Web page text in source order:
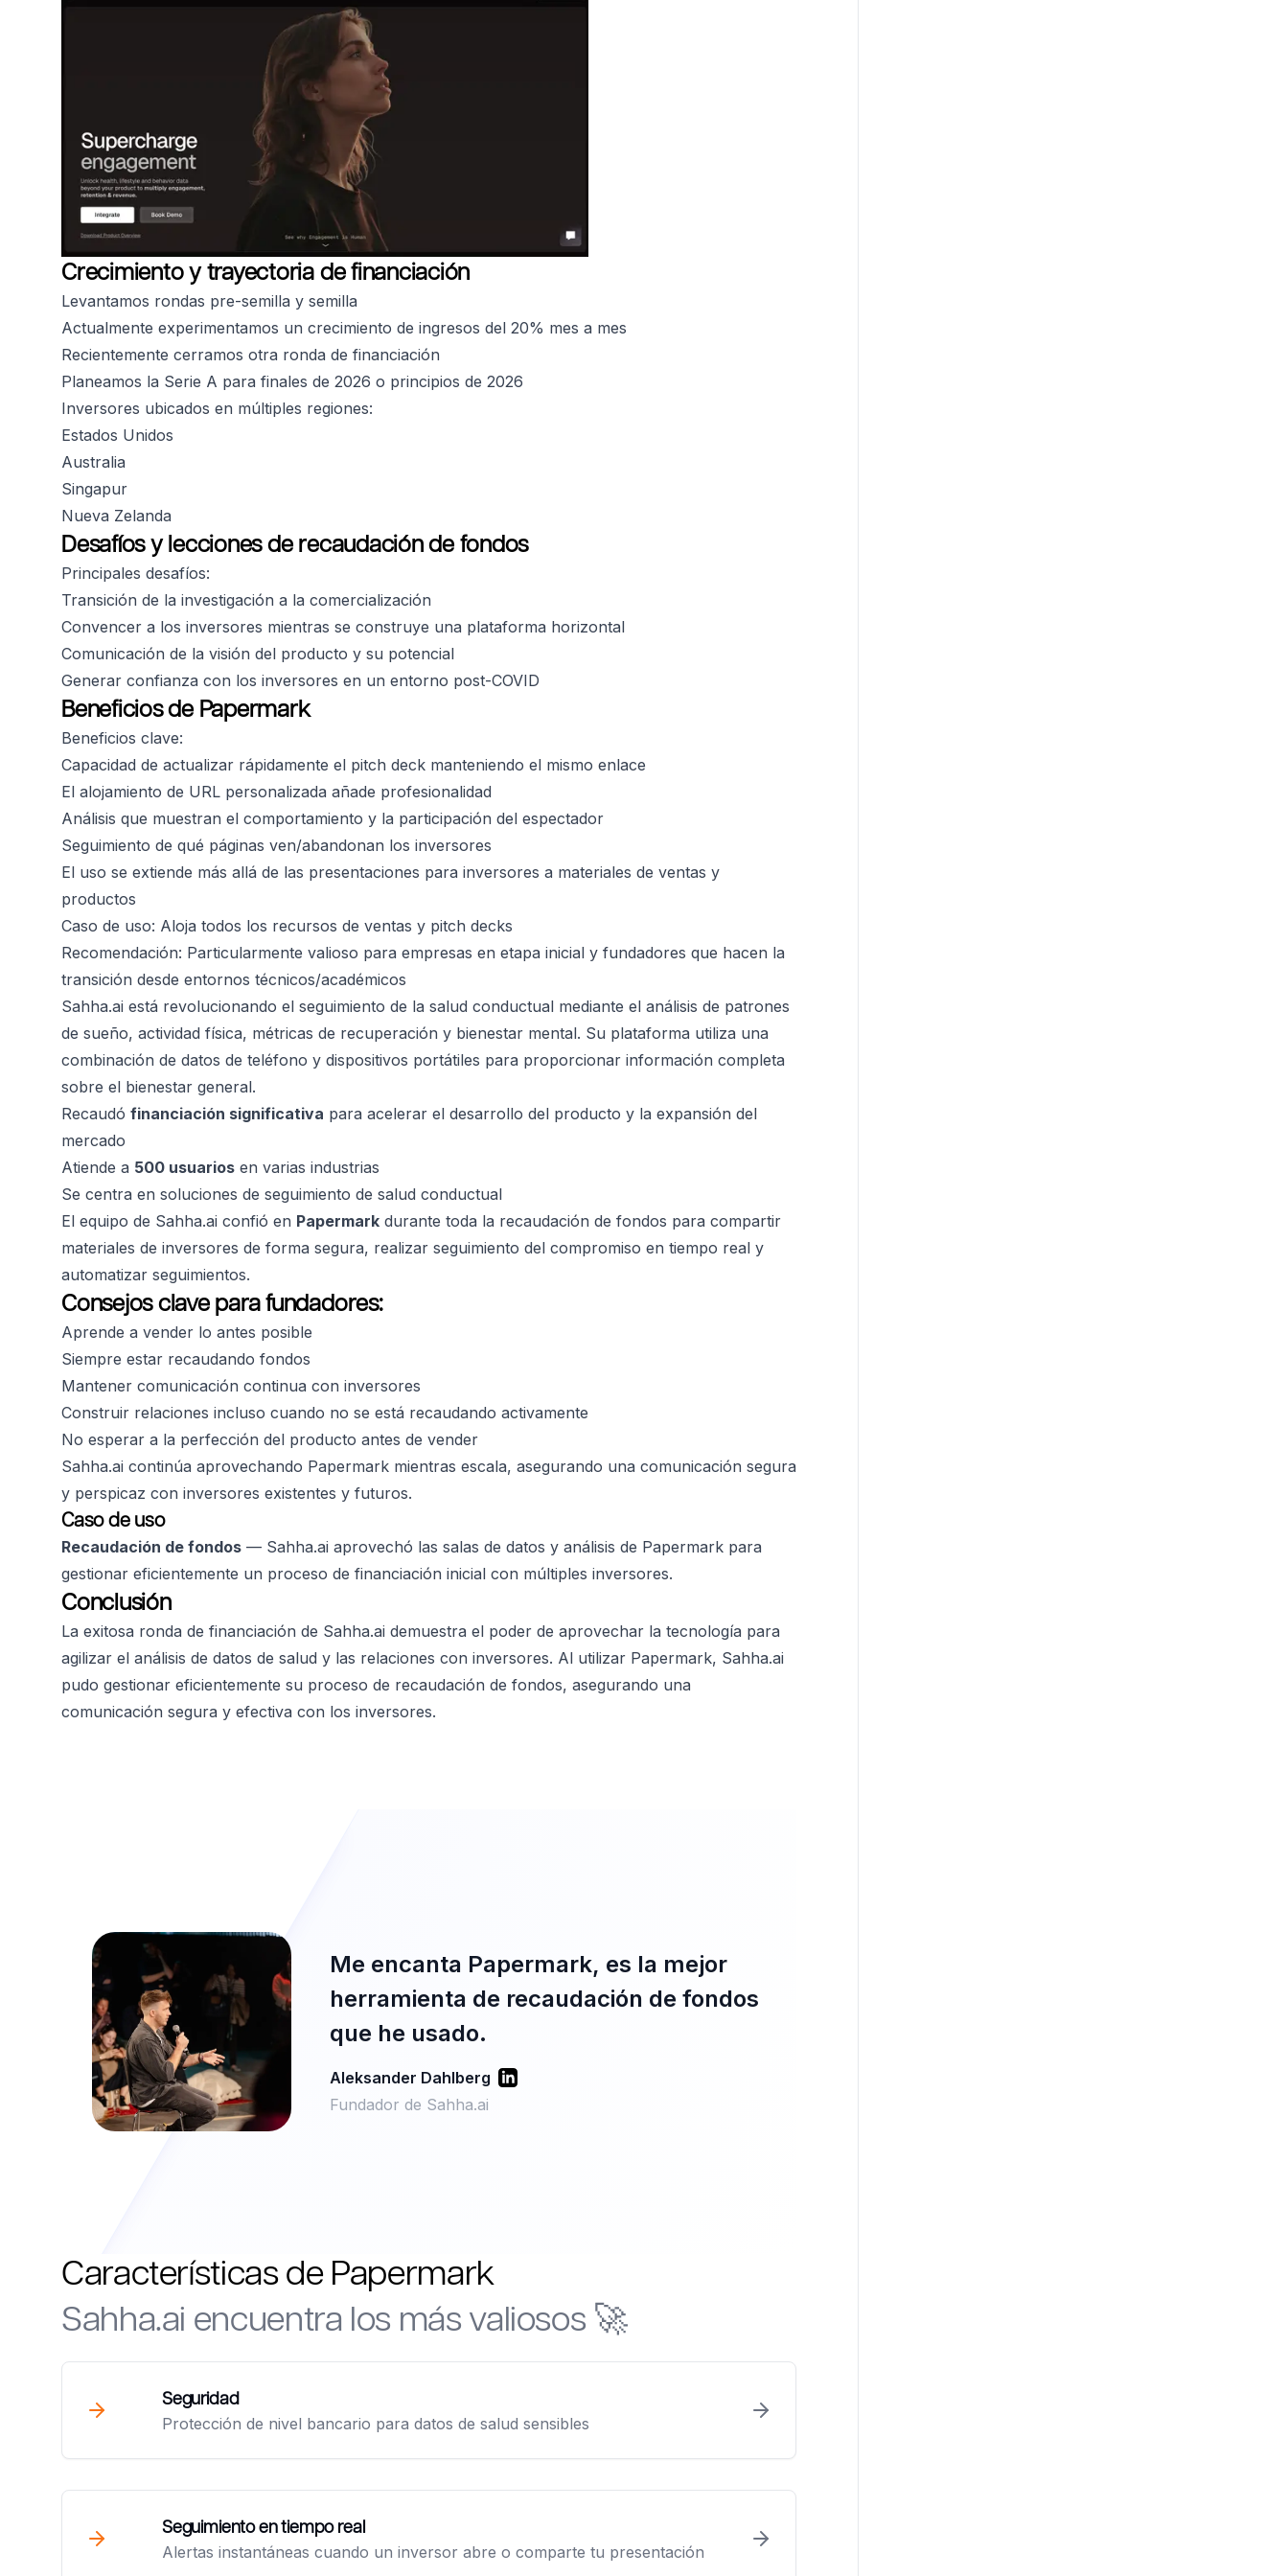
Crecimiento y trayectoria de financiación
Levantamos rondas pre-semilla y semilla
Actualmente experimentamos un crecimiento de ingresos del 20% mes a mes
Recientemente cerramos otra ronda de financiación
Planeamos la Serie A para finales de 2026 o principios de 2026
Inversores ubicados en múltiples regiones:
Estados Unidos
Australia
Singapur
Nueva Zelanda
Desafíos y lecciones de recaudación de fondos
Principales desafíos:
Transición de la investigación a la comercialización
Convencer a los inversores mientras se construye una plataforma horizontal
Comunicación de la visión del producto y su potencial
Generar confianza con los inversores en un entorno post-COVID
Beneficios de Papermark
Beneficios clave:
Capacidad de actualizar rápidamente el pitch deck manteniendo el mismo enlace
El alojamiento de URL personalizada añade profesionalidad
Análisis que muestran el comportamiento y la participación del espectador
Seguimiento de qué páginas ven/abandonan los inversores
El uso se extiende más allá de las presentaciones para inversores a materiales de ventas y
productos
Caso de uso: Aloja todos los recursos de ventas y pitch decks
Recomendación: Particularmente valioso para empresas en etapa inicial y fundadores que hacen la
transición desde entornos técnicos/académicos
Sahha.ai está revolucionando el seguimiento de la salud conductual mediante el análisis de patrones
de sueño, actividad física, métricas de recuperación y bienestar mental. Su plataforma utiliza una
combinación de datos de teléfono y dispositivos portátiles para proporcionar información completa
sobre el bienestar general.
Recaudó financiación significativa para acelerar el desarrollo del producto y la expansión del
mercado
Atiende a 500 usuarios en varias industrias
Se centra en soluciones de seguimiento de salud conductual
El equipo de Sahha.ai confió en Papermark durante toda la recaudación de fondos para compartir
materiales de inversores de forma segura, realizar seguimiento del compromiso en tiempo real y
automatizar seguimientos.
Consejos clave para fundadores:
Aprende a vender lo antes posible
Siempre estar recaudando fondos
Mantener comunicación continua con inversores
Construir relaciones incluso cuando no se está recaudando activamente
No esperar a la perfección del producto antes de vender
Sahha.ai continúa aprovechando Papermark mientras escala, asegurando una comunicación segura
y perspicaz con inversores existentes y futuros.
Caso de uso
Recaudación de fondos — Sahha.ai aprovechó las salas de datos y análisis de Papermark para
gestionar eficientemente un proceso de financiación inicial con múltiples inversores.
Conclusión
La exitosa ronda de financiación de Sahha.ai demuestra el poder de aprovechar la tecnología para
agilizar el análisis de datos de salud y las relaciones con inversores. Al utilizar Papermark, Sahha.ai
pudo gestionar eficientemente su proceso de recaudación de fondos, asegurando una
comunicación segura y efectiva con los inversores.
Me encanta Papermark, es la mejor
herramienta de recaudación de fondos
que he usado.
Aleksander Dahlberg
Fundador de Sahha.ai
Características de Papermark
Sahha.ai encuentra los más valiosos 🚀
Seguridad
Protección de nivel bancario para datos de salud sensibles
Seguimiento en tiempo real
Alertas instantáneas cuando un inversor abre o comparte tu presentación